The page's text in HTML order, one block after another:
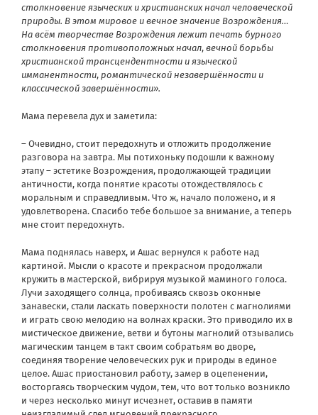
столкновение языческих и христианских начал человеческой
природы. В этом мировое и вечное значение Возрождения…
На всём творчестве Возрождения лежит печать бурного
столкновения противоположных начал, вечной борьбы
христианской трансцендентности и языческой
имманентности, романтической незавершённости и
классической завершённости».
Мама перевела дух и заметила:
– Очевидно, стоит передохнуть и отложить продолжение
разговора на завтра. Мы потихоньку подошли к важному
этапу – эстетике Возрождения, продолжающей традиции
античности, когда понятие красоты отождествлялось с
моральным и справедливым. Что ж, начало положено, и я
удовлетворена. Спасибо тебе большое за внимание, а теперь
мне стоит передохнуть.
Мама поднялась наверх, и Ашас вернулся к работе над
картиной. Мысли о красоте и прекрасном продолжали
кружить в мастерской, вибрируя музыкой маминого голоса.
Лучи заходящего солнца, пробиваясь сквозь оконные
занавески, стали ласкать поверхности полотен с магнолиями
и играть свою мелодию на волнах краски. Это приводило их в
мистическое движение, ветви и бутоны магнолий отзывались
магическим танцем в такт своим собратьям во дворе,
соединяя творение человеческих рук и природы в единое
целое. Ашас приостановил работу, замер в оцепенении,
восторгаясь творческим чудом, тем, что вот только возникло
и через несколько минут исчезнет, оставив в памяти